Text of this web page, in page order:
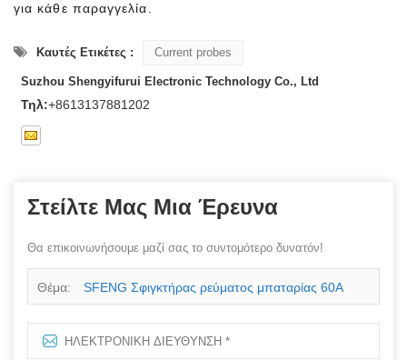
για κάθε παραγγελία.
Καυτές Ετικέτες : Current probes
Suzhou Shengyifurui Electronic Technology Co., Ltd
Τηλ:+8613137881202
Στείλτε Μας Μια Έρευνα
Θα επικοινωνήσουμε μαζί σας το συντομότερο δυνατόν!
Θέμα: SFENG Σφιγκτήρας ρεύματος μπαταρίας 60A